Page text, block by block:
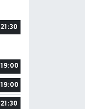
21:30
19:00
19:00
21:30